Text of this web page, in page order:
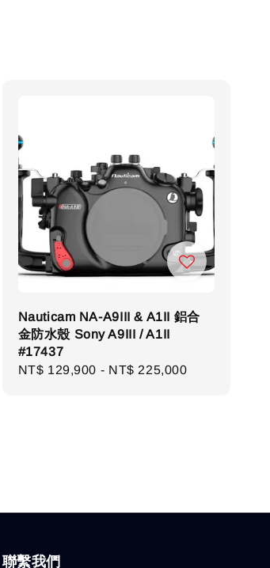
Nauticam NA-A9III & A1II 鋁合
金防水殼 Sony A9III / A1II
#17437
Regular
NT$ 129,900 - NT$ 225,000
聯繫我們